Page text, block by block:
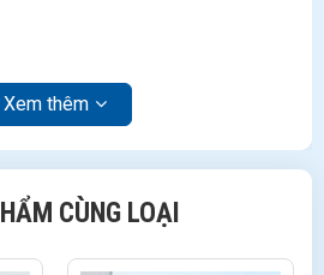
Xem thêm
CÙNG LOẠI